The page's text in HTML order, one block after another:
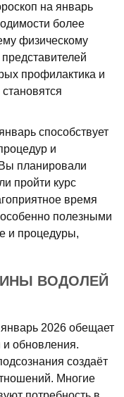
на январь
более
физическому
профилактика и
способствует
и
планировали
пройти курс
время
полезными
и процедуры,
ВОДОЛЕЙ
2026 обещает
обновления.
создаёт
Многие